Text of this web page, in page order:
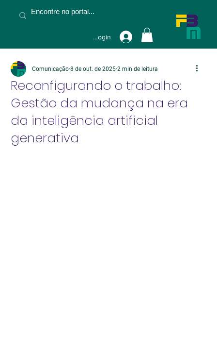
Fazer Login
Reconfigurando o trabalho:
Gestão da mudança na era
da inteligência artificial
generativa
Comunicação 8 de out. de 2025 2 min de leitura